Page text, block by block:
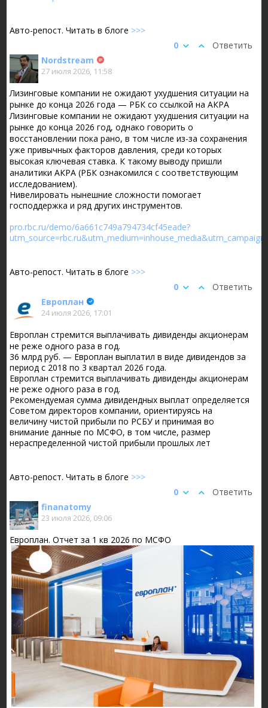
Авто-репост. Читать в блоге >>>
Ответить
0
Nordstream
27 июля 2026, 11:58
Лизинговые компании не ожидают ухудшения ситуации на
рынке до конца 2026 года — РБК со ссылкой на АКРА
Лизинговые компании не ожидают ухудшения ситуации на
рынке до конца 2026 год, однако говорить о
восстановлении пока рано, в том числе из-за сохранения
уже привычных факторов давления, среди которых
высокая ключевая ставка. К такому выводу пришли
аналитики АКРА (РБК ознакомился с соответствующим
исследованием).
Нивелировать нынешние сложности помогает
господдержка и ряд других инструментов.
pro.rbc.ru/demo/6a661c749a794734cf45eade?
Авто-репост. Читать в блоге >>>
Ответить
0
Европлан
24 июля 2026, 17:01
Европлан стремится выплачивать дивиденды акционерам
не реже одного раза в год.
36 млрд руб. — Европлан выплатил в виде дивидендов за
период с 2018 по 3 квартал 2026 года.
Европлан стремится выплачивать дивиденды акционерам
не реже одного раза в год.
Рекомендуемая сумма дивидендных выплат определяется
Советом директоров компании, ориентируясь на
величину чистой прибыли по РСБУ и принимая во
внимание данные по МСФО, в том числе, размер
нераспределенной чистой прибыли прошлых лет
Авто-репост. Читать в блоге >>>
Ответить
0
finanatomy
23 июля 2026, 09:06
Европлан. Отчет за 1 кв 2026 по МСФО